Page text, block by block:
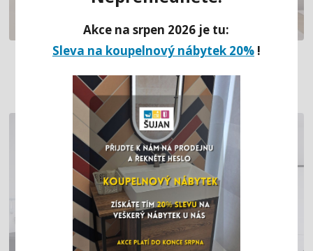
KUCHYNĚ SE ZÁVĚSNÝMI SKŘÍŇKAMI
Akce na srpen 2026 je tu:
Sleva na koupelnový nábytek 20%!